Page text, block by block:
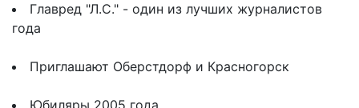
Главред "Л.С." - один из лучших журналистов
года
Приглашают Оберстдорф и Красногорск
Юбиляры 2005 года